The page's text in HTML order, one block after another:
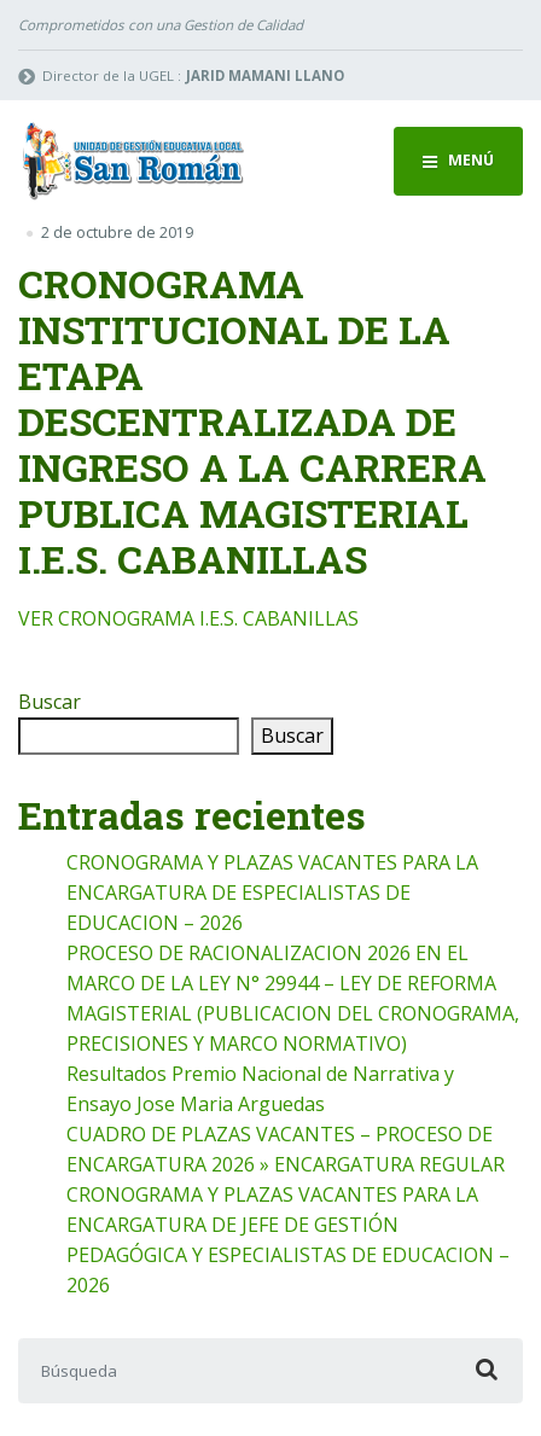
Comprometidos con una Gestion de Calidad
Director de la UGEL : JARID MAMANI LLANO
MENÚ
2 de octubre de 2019
CRONOGRAMA
INSTITUCIONAL DE LA
ETAPA
DESCENTRALIZADA DE
INGRESO A LA CARRERA
PUBLICA MAGISTERIAL
I.E.S. CABANILLAS
VER CRONOGRAMA I.E.S. CABANILLAS
Buscar
Buscar
Entradas recientes
CRONOGRAMA Y PLAZAS VACANTES PARA LA
ENCARGATURA DE ESPECIALISTAS DE
EDUCACION – 2026
PROCESO DE RACIONALIZACION 2026 EN EL
MARCO DE LA LEY N° 29944 – LEY DE REFORMA
MAGISTERIAL (PUBLICACION DEL CRONOGRAMA,
PRECISIONES Y MARCO NORMATIVO)
Resultados Premio Nacional de Narrativa y
Ensayo Jose Maria Arguedas
CUADRO DE PLAZAS VACANTES – PROCESO DE
ENCARGATURA 2026 » ENCARGATURA REGULAR
CRONOGRAMA Y PLAZAS VACANTES PARA LA
ENCARGATURA DE JEFE DE GESTIÓN
PEDAGÓGICA Y ESPECIALISTAS DE EDUCACION –
2026